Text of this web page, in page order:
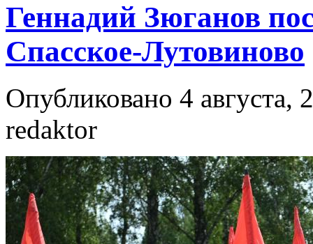
Геннадий Зюганов
Спасское-Лутовиново
Опубликовано 4 августа,
redaktor